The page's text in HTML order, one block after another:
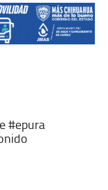
#epura